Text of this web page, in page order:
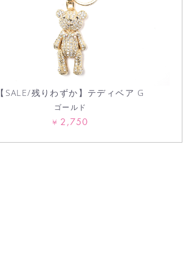
【SALE/残りわずか】テディベア G
ゴールド
¥ 2,750